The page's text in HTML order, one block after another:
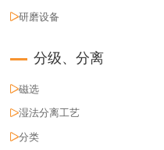
研磨设备
分级、分离
磁选
湿法分离工艺
分类